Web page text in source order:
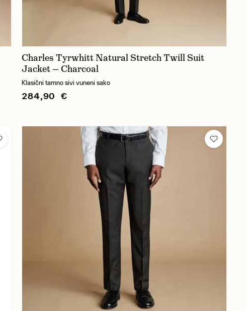
Charles Tyrwhitt Natural Stretch Twill Suit
Jacket — Charcoal
Klasični tamno sivi vuneni sako
284,90 €